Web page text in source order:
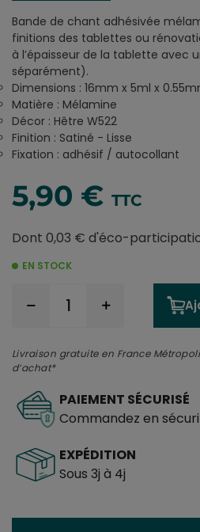
Bande de chant adhésivée
finitions des tablettes ou
à l’épaisseur de la tablette avec
séparément).
Dimensions : 16mm x 5ml x
Matière : Mélamine
Décor : Hêtre W522
Finition : Satiné - Lisse
Fixation : adhésif / autocollant
5,90 € TTC
Dont 0,03 € d'éco-
EN STOCK
Livraison gratuite en France
d’achat*
PAIEMENT SÉCURISÉ
Commandez en
EXPÉDITION
Sous 3j à 4j